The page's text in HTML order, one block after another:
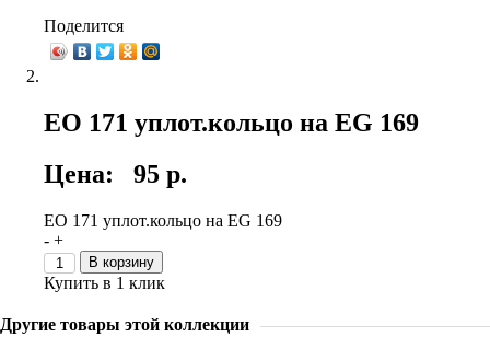
Поделится
EO 171 уплот.кольцо на EG 169
Цена:
95 р.
EO 171 уплот.кольцо на EG 169
- +
В корзину
Купить в 1 клик
Другие товары этой коллекции